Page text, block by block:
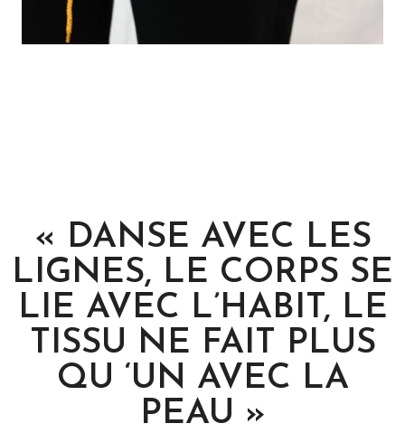
« DANSE AVEC LES
LIGNES, LE CORPS SE
LIE AVEC L’HABIT, LE
TISSU NE FAIT PLUS
QU ‘UN AVEC LA
PEAU »